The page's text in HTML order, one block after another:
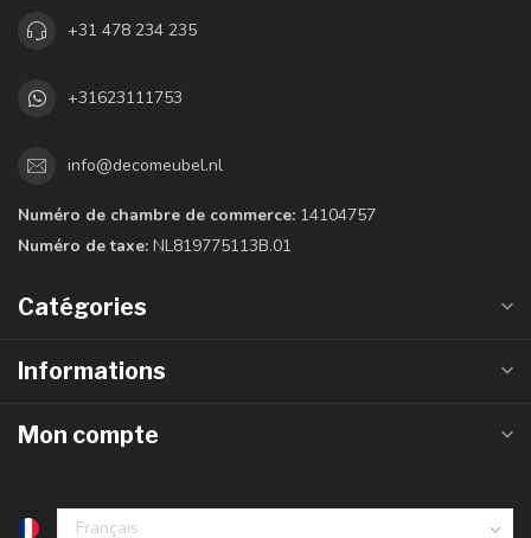
+31 478 234 235
+31623111753
info@decomeubel.nl
Numéro de chambre de commerce: 14104757
Numéro de taxe: NL819775113B.01
Catégories
Informations
Mon compte